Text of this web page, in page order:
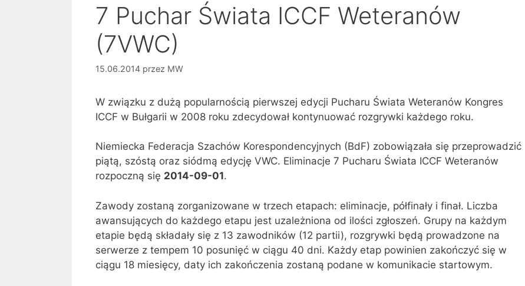
7 Puchar Świata ICCF Weteranów
(7VWC)
15.06.2014 przez MW
W związku z dużą popularnością pierwszej edycji Pucharu Świata Weteranów Kongres
ICCF w Bułgarii w 2008 roku zdecydował kontynuować rozgrywki każdego roku.
Niemiecka Federacja Szachów Korespondencyjnych (BdF) zobowiązała się przeprowadzić
piątą, szóstą oraz siódmą edycję VWC. Eliminacje 7 Pucharu Świata ICCF Weteranów
rozpoczną się 2014-09-01.
Zawody zostaną zorganizowane w trzech etapach: eliminacje, półfinały i finał. Liczba
awansujących do każdego etapu jest uzależniona od ilości zgłoszeń. Grupy na każdym
etapie będą składały się z 13 zawodników (12 partii), rozgrywki będą prowadzone na
serwerze z tempem 10 posunięć w ciągu 40 dni. Każdy etap powinien zakończyć się w
ciągu 18 miesięcy, daty ich zakończenia zostaną podane w komunikacie startowym.